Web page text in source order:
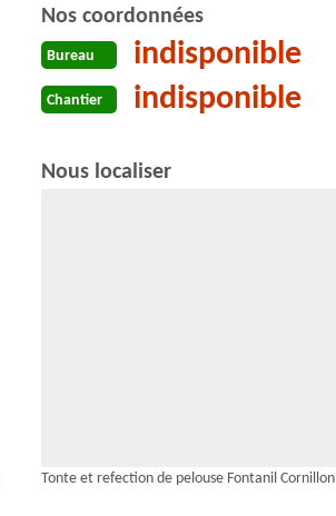
Nos coordonnées
Bureau indisponible
Chantier indisponible
Nous localiser
Tonte et refection de pelouse Fontanil Cornillon